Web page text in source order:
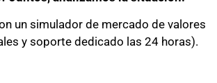
un simulador de mercado de valores
y soporte dedicado las 24 horas).